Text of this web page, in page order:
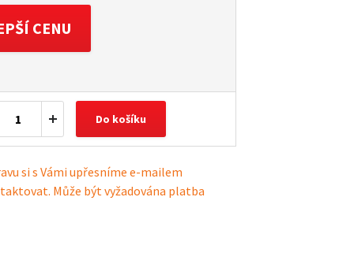
CENU
Do košíku
si s Vámi upřesníme e-mailem
Může být vyžadována platba